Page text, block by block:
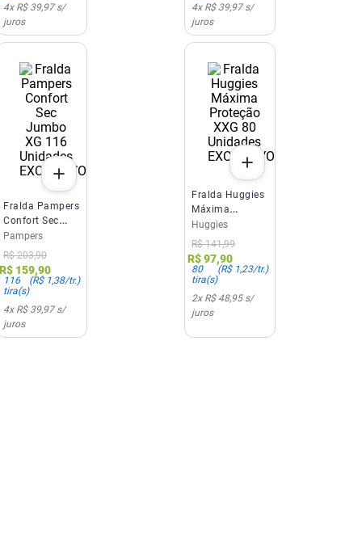
4x R$ 39,97s/
juros
4x R$ 39,97s/
juros
EXCLUSIVO SITE E APP
Fralda Pampers
Confort Sec
Jumbo XG 116
Unidades
Pampers
R$ 203,90
R$ 159,90
116
tira(s)
(R$ 1,38/tr.)
4x R$ 39,97s/
juros
EXCLUSIVO SITE E APP
Fralda Huggies
Máxima
Proteção XXG
80 Unidades
Huggies
R$ 141,99
R$97,90
80
tira(s)
(R$ 1,23/tr.)
2x R$ 48,95s/
juros